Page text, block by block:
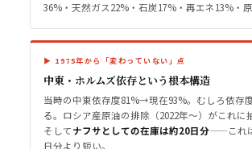
36%・天然ガス22%・石炭17%・再エネ13%・原
▶ 1975年から「変わっていない」点
中東・ホルムズ依存という根本構造
当時の中東依存度81%→現在93%。むしろ依存
る。ロシア産原油の排除（2022年〜）がこれに
そしてナフサとしての在庫は約20日分——これ
日分より短い。